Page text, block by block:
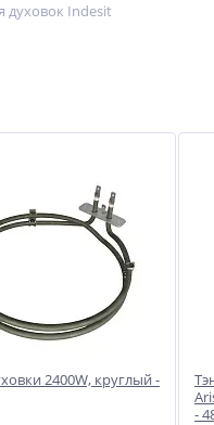
духовок Indesit
2400W, круглый -
-